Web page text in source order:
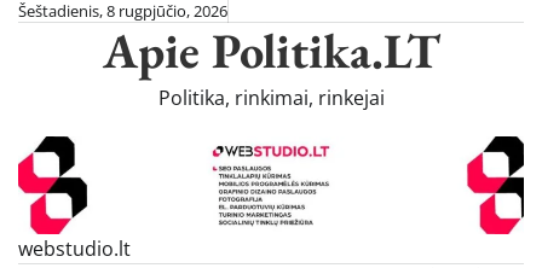
SkipŠeštadienis, 8 rugpjūčio, 2026
Apie Politika.LT
Politika, rinkimai, rinkejai
webstudio.lt